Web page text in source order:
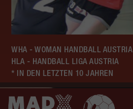
WHA - WOMAN HANDBALL AUSTRIA
HLA - HANDBALL LIGA AUSTRIA
* IN DEN LETZTEN 10 JAHREN